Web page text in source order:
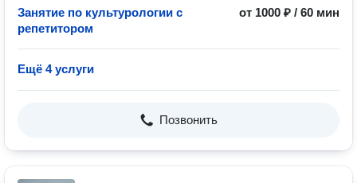
Занятие по культурологии с
репетитором
от 1000 ₽ / 60 мин
Ещё 4 услуги
Позвонить